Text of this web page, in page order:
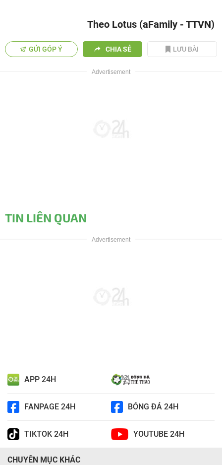
Theo Lotus (aFamily - TTVN)
GỬI GÓP Ý CHIA SẺ LƯU BÀI
TIN LIÊN QUAN
APP 24H
FANPAGE 24H BÓNG ĐÁ 24H
TIKTOK 24H YOUTUBE 24H
CHUYÊN MỤC KHÁC